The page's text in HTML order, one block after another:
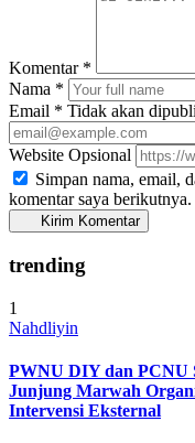
Komentar *
Nama *
Email * Tidak akan
Website Opsional
Simpan nama, email,
komentar saya berikutnya.
Kirim Komentar
trending
1
Nahdliyin
PWNU DIY dan PCNU
Junjung Marwah
Intervensi Eksternal